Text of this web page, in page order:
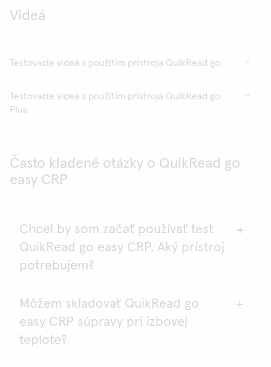
Videá
Testovacie videá s použitím prístroja QuikRead go
Testovacie videá s použitím prístroja QuikRead go
Plus
Často kladené otázky o QuikRead go
easy CRP
Chcel by som začať používať test
QuikRead go easy CRP. Aký prístroj
potrebujem?
Testy QuikRead go easy CRP je možné analyzovať
pomocou prístrojov QuikRead go Plus a QuikRead
go.
Môžem skladovať QuikRead go
easy CRP súpravy pri izbovej
teplote?